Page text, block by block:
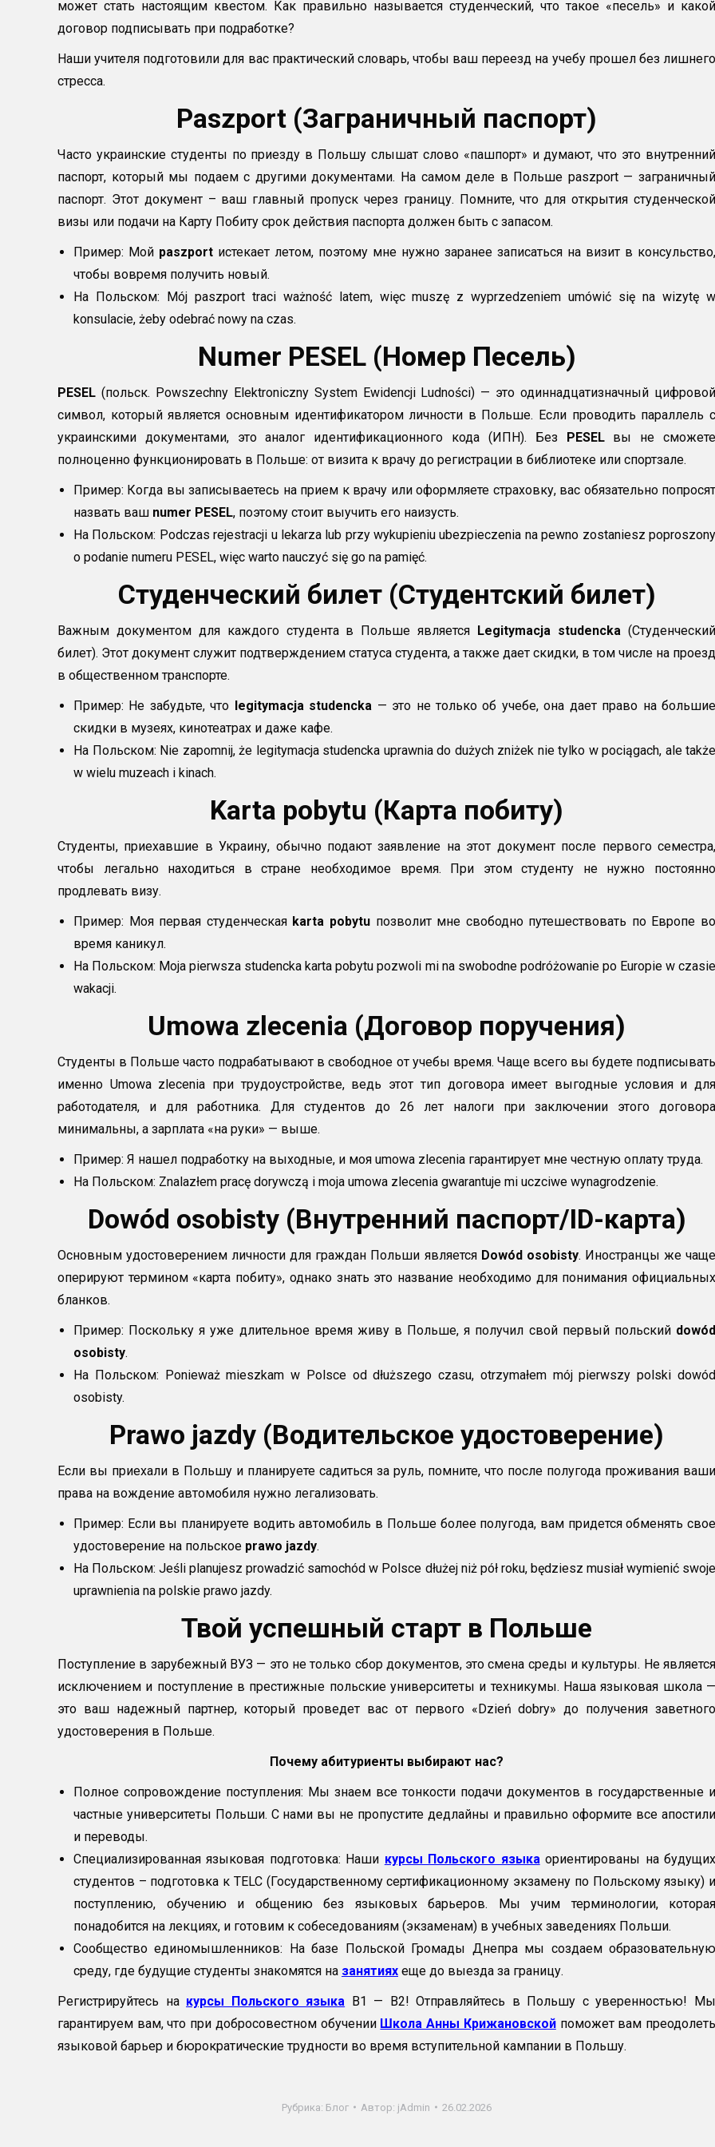
может стать настоящим квестом. Как правильно называется студенческий, что такое «песель» и какой
договор подписывать при подработке?
Наши учителя подготовили для вас практический словарь, чтобы ваш переезд на учебу прошел без лишнего
стресса.
Paszport (Заграничный паспорт)
Часто украинские студенты по приезду в Польшу слышат слово «пашпорт» и думают, что это внутренний
паспорт, который мы подаем с другими документами. На самом деле в Польше paszport — заграничный
паспорт. Этот документ – ваш главный пропуск через границу. Помните, что для открытия студенческой
визы или подачи на Карту Побиту срок действия паспорта должен быть с запасом.
Пример: Мой paszport истекает летом, поэтому мне нужно заранее записаться на визит в консульство,
чтобы вовремя получить новый.
На Польском: Mój paszport traci ważność latem, więc muszę z wyprzedzeniem umówić się na wizytę w
konsulacie, żeby odebrać nowy na czas.
Numer PESEL (Номер Песель)
PESEL (польск. Powszechny Elektroniczny System Ewidencji Ludności) — это одиннадцатизначный цифровой
символ, который является основным идентификатором личности в Польше. Если проводить параллель с
украинскими документами, это аналог идентификационного кода (ИПН). Без PESELвы не сможете
полноценно функционировать в Польше: от визита к врачу до регистрации в библиотеке или спортзале.
Пример: Когда вы записываетесь на прием к врачу или оформляете страховку, вас обязательно попросят
назвать ваш numer PESEL, поэтому стоит выучить его наизусть.
На Польском: Podczas rejestracji u lekarza lub przy wykupieniu ubezpieczenia na pewno zostaniesz poproszony
o podanie numeru PESEL, więc warto nauczyć się go na pamięć.
Студенческий билет (Студентский билет)
Важным документом для каждого студента в Польше является Legitymacja studencka (Студенческий
билет). Этот документ служит подтверждением статуса студента, а также дает скидки, в том числе на проезд
в общественном транспорте.
Пример: Не забудьте, что legitymacja studencka — это не только об учебе, она дает право на большие
скидки в музеях, кинотеатрах и даже кафе.
На Польском: Nie zapomnij, że legitymacja studencka uprawnia do dużych zniżek nie tylko w pociągach, ale także
w wielu muzeach i kinach.
Karta pobytu (Карта побиту)
Студенты, приехавшие в Украину, обычно подают заявление на этот документ после первого семестра,
чтобы легально находиться в стране необходимое время. При этом студенту не нужно постоянно
продлевать визу.
Пример: Моя первая студенческая karta pobytuпозволит мне свободно путешествовать по Европе во
время каникул.
На Польском: Moja pierwsza studencka karta pobytu pozwoli mi na swobodne podróżowanie po Europie w czasie
wakacji.
Umowa zlecenia (Договор поручения)
Студенты в Польше часто подрабатывают в свободное от учебы время. Чаще всего вы будете подписывать
именно Umowa zlecenia при трудоустройстве, ведь этот тип договора имеет выгодные условия и для
работодателя, и для работника. Для студентов до 26 лет налоги при заключении этого договора
минимальны, а зарплата «на руки» — выше.
Пример: Я нашел подработку на выходные, и моя umowa zlecenia гарантирует мне честную оплату труда.
На Польском: Znalazłem pracę dorywczą i moja umowa zlecenia gwarantuje mi uczciwe wynagrodzenie.
Dowód osobisty (Внутренний паспорт/ID-карта)
Основным удостоверением личности для граждан Польши является Dowód osobisty. Иностранцы же чаще
оперируют термином «карта побиту», однако знать это название необходимо для понимания официальных
бланков.
Пример: Поскольку я уже длительное время живу в Польше, я получил свой первый польский dowód
osobisty.
На Польском: Ponieważ mieszkam w Polsce od dłuższego czasu, otrzymałem mój pierwszy polski dowód
osobisty.
Prawo jazdy (Водительское удостоверение)
Если вы приехали в Польшу и планируете садиться за руль, помните, что после полугода проживания ваши
права на вождение автомобиля нужно легализовать.
Пример: Если вы планируете водить автомобиль в Польше более полугода, вам придется обменять свое
удостоверение на польское prawo jazdy.
На Польском: Jeśli planujesz prowadzić samochód w Polsce dłużej niż pół roku, będziesz musiał wymienić swoje
uprawnienia na polskie prawo jazdy.
Твой успешный старт в Польше
Поступление в зарубежный ВУЗ — это не только сбор документов, это смена среды и культуры. Не является
исключением и поступление в престижные польские университеты и техникумы. Наша языковая школа —
это ваш надежный партнер, который проведет вас от первого «Dzień dobry» до получения заветного
удостоверения в Польше.
Почему абитуриенты выбирают нас?
Полное сопровождение поступления: Мы знаем все тонкости подачи документов в государственные и
частные университеты Польши. С нами вы не пропустите дедлайны и правильно оформите все апостили
и переводы.
Специализированная языковая подготовка: Наши курсы Польского языка ориентированы на будущих
студентов – подготовка к TELC (Государственному сертификационному экзамену по Польскому языку) и
поступлению, обучению и общению без языковых барьеров. Мы учим терминологии, которая
понадобится на лекциях, и готовим к собеседованиям (экзаменам) в учебных заведениях Польши.
Сообщество единомышленников: На базе Польской Громады Днепра мы создаем образовательную
среду, где будущие студенты знакомятся на занятиях еще до выезда за границу.
Регистрируйтесь на курсы Польского языка В1 — В2! Отправляйтесь в Польшу с уверенностью! Мы
гарантируем вам, что при добросовестном обучении Школа Анны Крижановскойпоможет вам преодолеть
языковой барьер и бюрократические трудности во время вступительной кампании в Польшу.
Рубрика: Блог Автор: jAdmin 26.02.2026